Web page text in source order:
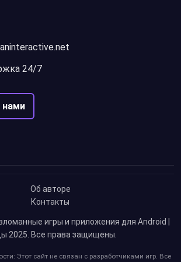
24/7
нами
Об авторе
Контакты
игры и приложения для Android |
2025. Все права защищены.
Этот сайт не связан с разработчиками игр. Все